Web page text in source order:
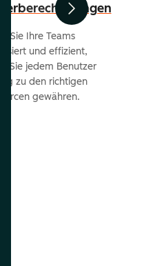
ZurückWeiter
Sie Ihre Teams
und effizient,
Sie jedem Benutzer
zu den richtigen
gewähren.